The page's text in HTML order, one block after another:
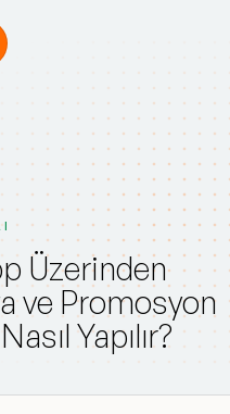
Üzerinden
ve Promosyon
Yapılır?